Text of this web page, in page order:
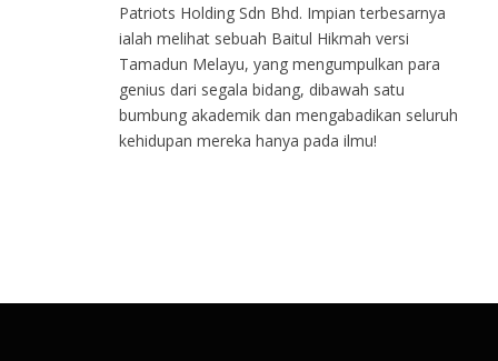
Patriots Holding Sdn Bhd. Impian terbesarnya
ialah melihat sebuah Baitul Hikmah versi
Tamadun Melayu, yang mengumpulkan para
genius dari segala bidang, dibawah satu
bumbung akademik dan mengabadikan seluruh
kehidupan mereka hanya pada ilmu!